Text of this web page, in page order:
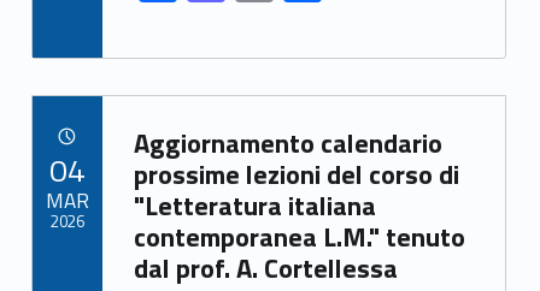
ac
e
b
o
o
k
as
to
d
o
n
m
ai
l
n
di
vi
di
Link identifier archive #link-archive-81518
Aggiornamento calendario
prossime lezioni del corso di
"Letteratura italiana
contemporanea L.M." tenuto
dal prof. A. Cortellessa
04
MAR
2026